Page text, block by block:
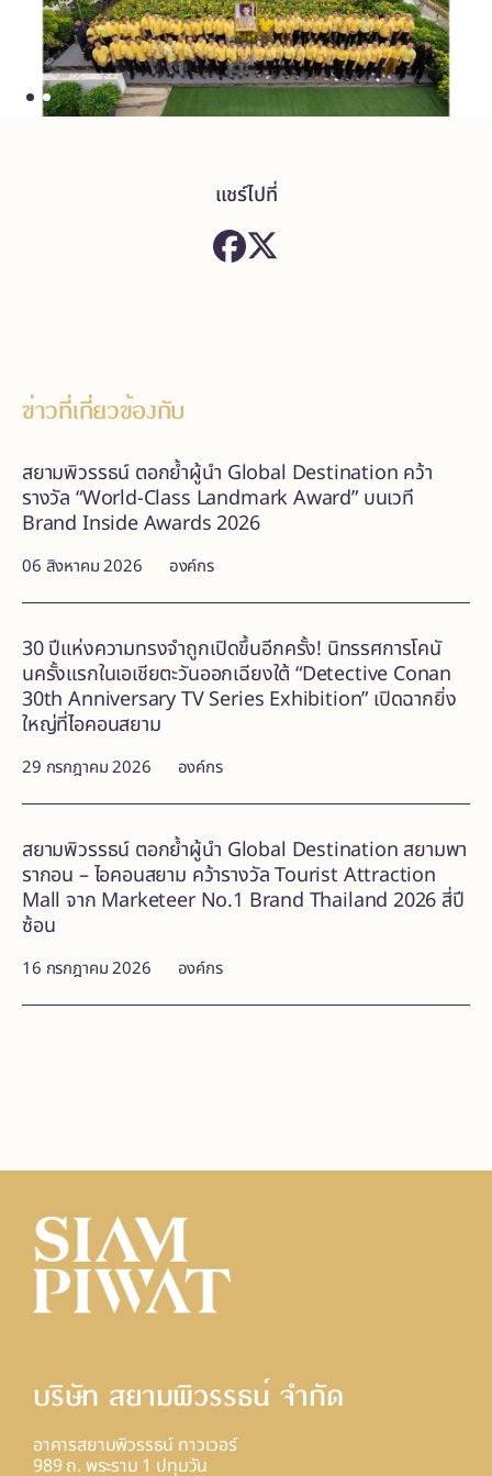
แชร์ไปที่
ข่าวที่เกี่ยวข้องกับ
06 สิงหาคม 2026 องค์กร
สยามพิวรรธน์ ตอกย้ำผู้นำ Global Destination คว้า
รางวัล “World-Class Landmark Award” บนเวที
Brand Inside Awards 2026
29 กรกฎาคม 2026 องค์กร
30 ปีแห่งความทรงจำถูกเปิดขึ้นอีกครั้ง! นิทรรศการโคนั
นครั้งแรกในเอเชียตะวันออกเฉียงใต้ “Detective Conan
30th Anniversary TV Series Exhibition” เปิดฉากยิ่ง
ใหญ่ที่ไอคอนสยาม
16 กรกฎาคม 2026 องค์กร
สยามพิวรรธน์ ตอกย้ำผู้นำ Global Destination สยามพา
รากอน – ไอคอนสยาม คว้ารางวัล Tourist Attraction
Mall จาก Marketeer No.1 Brand Thailand 2026 สี่ปี
ซ้อน
บริษัท สยามพิวรรธน์ จํากัด
อาคารสยามพิวรรธน์ ทาวเวอร์
989 ถ. พระราม 1 ปทุมวัน